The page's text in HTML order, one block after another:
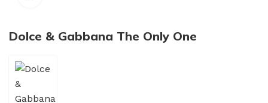
Dolce & Gabbana The Only One